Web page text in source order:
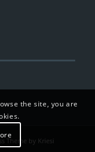
Theme by Kriesi
the site, you are